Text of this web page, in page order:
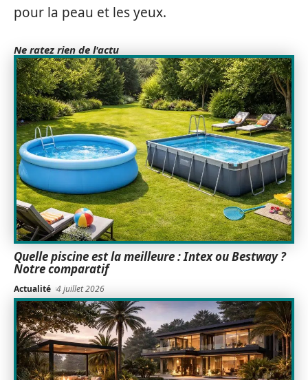
pour la peau et les yeux.
Ne ratez rien de l'actu
Quelle piscine est la meilleure : Intex ou Bestway ?
Notre comparatif
Actualité 4 juillet 2026